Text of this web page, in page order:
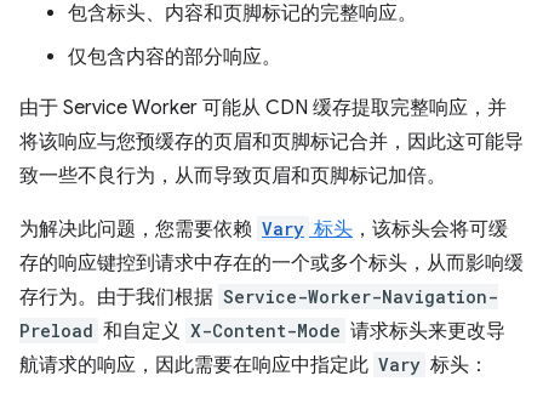
包含标头、内容和页脚标记的完整响应。
仅包含内容的部分响应。
由于 Service Worker 可能从 CDN 缓存提取完整响应，并
将该响应与您预缓存的页眉和页脚标记合并，因此这可能导
致一些不良行为，从而导致页眉和页脚标记加倍。
为解决此问题，您需要依赖 Vary 标头 ，该标头会将可缓
存的响应键控到请求中存在的一个或多个标头，从而影响缓
存行为。由于我们根据 Service-Worker-Navigation-
Preload 和自定义 X-Content-Mode 请求标头来更改导
航请求的响应，因此需要在响应中指定此 Vary 标头：